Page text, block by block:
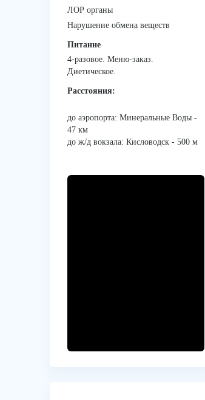
ЛОР органы
Нарушение обмена веществ
Питание
4-разовое. Меню-заказ.
Диетическое.
Расстояния:
до аэропорта: Минеральные Воды -
47 км
до ж/д вокзала: Кисловодск - 500 м